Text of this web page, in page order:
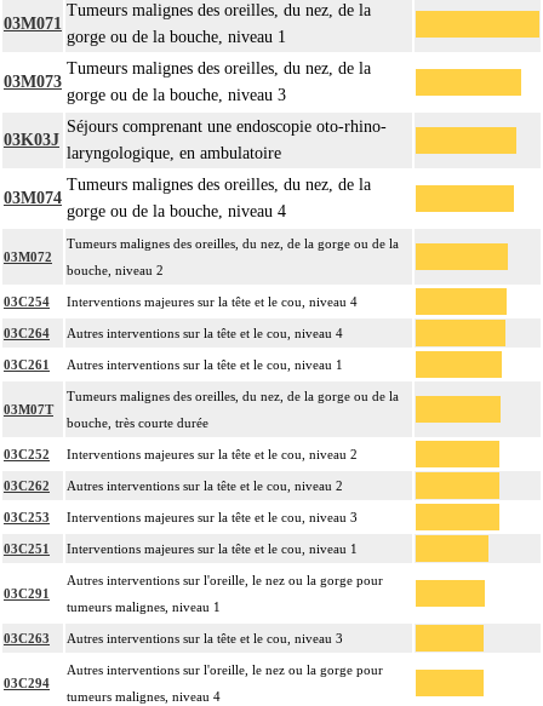
03M071
Tumeurs malignes des oreilles, du nez, de la
gorge ou de la bouche, niveau 1
03M073
Tumeurs malignes des oreilles, du nez, de la
gorge ou de la bouche, niveau 3
03K03J
Séjours comprenant une endoscopie oto-rhino-
laryngologique, en ambulatoire
03M074
Tumeurs malignes des oreilles, du nez, de la
gorge ou de la bouche, niveau 4
03M072
Tumeurs malignes des oreilles, du nez, de la gorge ou de la
bouche, niveau 2
03C254 Interventions majeures sur la tête et le cou, niveau 4
03C264 Autres interventions sur la tête et le cou, niveau 4
03C261 Autres interventions sur la tête et le cou, niveau 1
03M07T
Tumeurs malignes des oreilles, du nez, de la gorge ou de la
bouche, très courte durée
03C252 Interventions majeures sur la tête et le cou, niveau 2
03C262 Autres interventions sur la tête et le cou, niveau 2
03C253 Interventions majeures sur la tête et le cou, niveau 3
03C251 Interventions majeures sur la tête et le cou, niveau 1
03C291
Autres interventions sur l'oreille, le nez ou la gorge pour
tumeurs malignes, niveau 1
03C263 Autres interventions sur la tête et le cou, niveau 3
03C294
Autres interventions sur l'oreille, le nez ou la gorge pour
tumeurs malignes, niveau 4